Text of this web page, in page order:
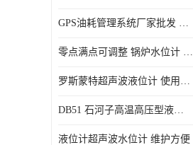
GPS油耗管理系统厂家批发 CR-606 汽车油位传感器故障
零点满点可调整 锅炉水位计 太原智能锅炉汽包液位计生产厂家
罗斯蒙特超声波液位计 使用寿命长
DB51 石河子高温高压型液位变送器 性能稳定
液位计超声波水位计 维护方便